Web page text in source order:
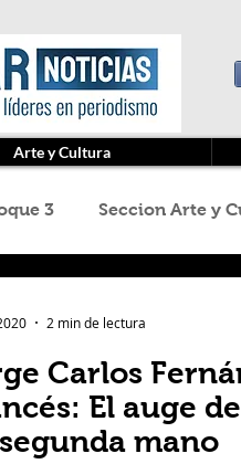
3 Seccion Arte y
La Gavia Medio
Carlos
El auge
mano
2 min de lectura
Arte y Cultura